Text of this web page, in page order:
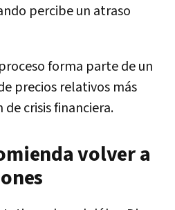
percibe un atraso
forma parte de un
precios relativos más
de crisis financiera.
volver a